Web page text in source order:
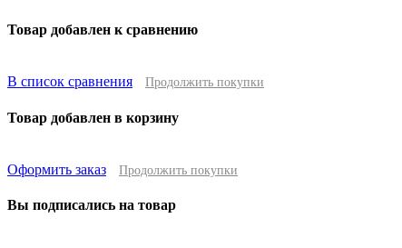
Товар добавлен к сравнению
В список сравнения Продолжить покупки
Товар добавлен в корзину
Оформить заказ Продолжить покупки
Вы подписались на товар